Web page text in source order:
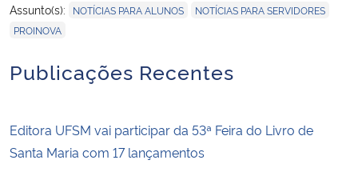
Assunto(s): NOTÍCIAS PARA ALUNOS NOTÍCIAS PARA SERVIDORES
PROINOVA
Publicações Recentes
Editora UFSM vai participar da 53ª Feira do Livro de
Santa Maria com 17 lançamentos